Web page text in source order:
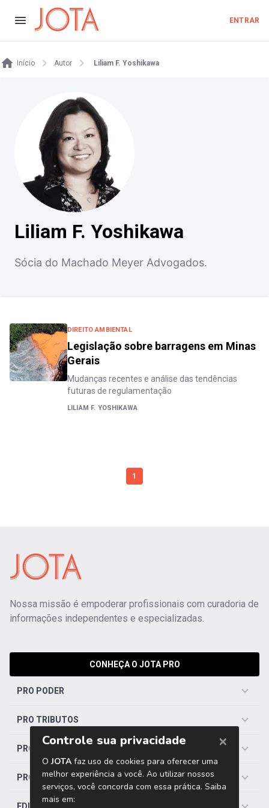
ENTRAR
Início Autor Liliam F. Yoshikawa
Liliam F. Yoshikawa
Sócia do Machado Meyer Advogados.
DIREITO AMBIENTAL
Legislação sobre barragens em Minas
Gerais
Mudanças recentes e análise das tendências
futuras de regulamentação
LILIAM F. YOSHIKAWA
1
Nossa missão é empoderar profissionais com curadoria de
informações independentes e especializadas.
CONHEÇA O JOTA PRO
PRO PODER
PRO TRIBUTOS
PRO TRABALHISTA
PRO SAÚDE